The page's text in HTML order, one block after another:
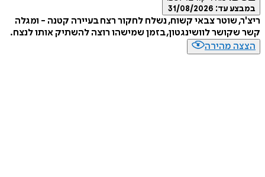
עד:31/08/2026
שוטר צבאי קשוח, נשלח לחקור רצח בעיירה קטנה - ומגלה
לוושינגטון, בזמן שמישהו רוצה להשתיק אותו לנצח.
מהירה